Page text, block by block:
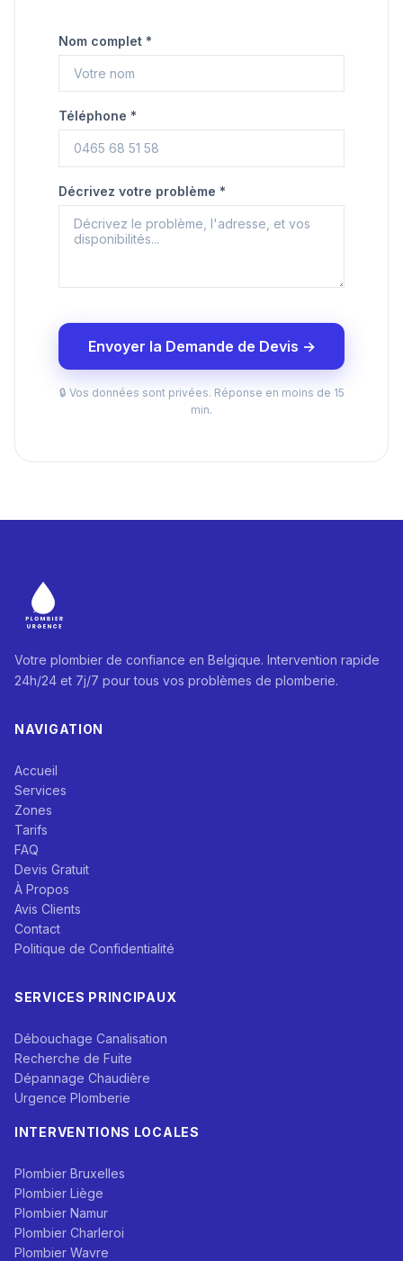
Nom complet *
Téléphone *
Décrivez votre problème *
Envoyer la Demande de Devis →
🔒 Vos données sont privées. Réponse en moins de 15
min.
Votre plombier de confiance en Belgique. Intervention rapide
24h/24 et 7j/7 pour tous vos problèmes de plomberie.
NAVIGATION
Accueil
Services
Zones
Tarifs
FAQ
Devis Gratuit
À Propos
Avis Clients
Contact
Politique de Confidentialité
SERVICES PRINCIPAUX
Débouchage Canalisation
Recherche de Fuite
Dépannage Chaudière
Urgence Plomberie
INTERVENTIONS LOCALES
Plombier Bruxelles
Plombier Liège
Plombier Namur
Plombier Charleroi
Plombier Wavre